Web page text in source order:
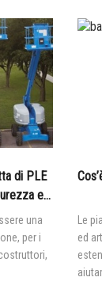
di PLE
e
una
per i
Le
ed